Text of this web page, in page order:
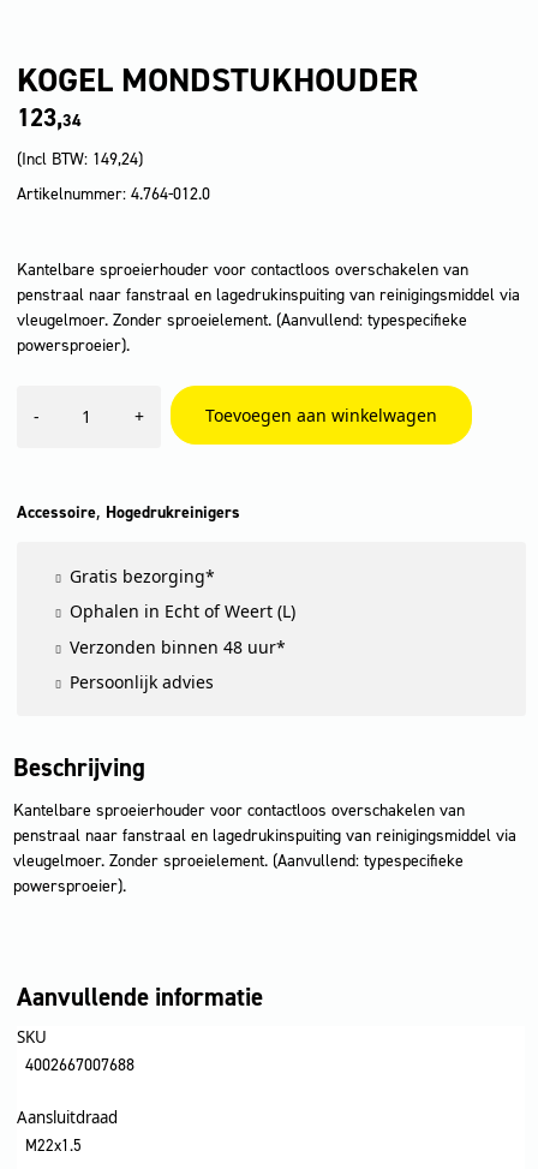
KOGEL MONDSTUKHOUDER
123,34
(Incl BTW: 149,24)
Artikelnummer: 4.764-012.0
Kantelbare sproeierhouder voor contactloos overschakelen van
penstraal naar fanstraal en lagedrukinspuiting van reinigingsmiddel via
vleugelmoer. Zonder sproeielement. (Aanvullend: typespecifieke
powersproeier).
-
mondstukhouder
+ Toevoegen aan winkelwagen
Accessoire, Hogedrukreinigers
Gratis bezorging*
Ophalen in Echt of Weert (L)
Verzonden binnen 48 uur*
Persoonlijk advies
Beschrijving
Kantelbare sproeierhouder voor contactloos overschakelen van
penstraal naar fanstraal en lagedrukinspuiting van reinigingsmiddel via
vleugelmoer. Zonder sproeielement. (Aanvullend: typespecifieke
powersproeier).
Aanvullende informatie
SKU
4002667007688
Aansluitdraad
M22x1.5